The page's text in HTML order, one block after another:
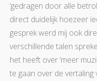
‘gedragen door alle
direct duidelijk hoezeer
gesprek werd mij ook
verschillende talen
het heeft over ‘meer
te gaan over de